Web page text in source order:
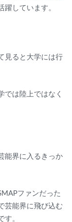
躍しています。
見ると大学には行
では陸上ではなく
能界に入るきっか
ファンだった
芸能界に飛び込む
す。